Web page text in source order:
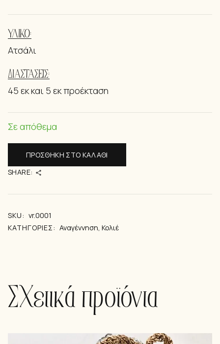
ΥΛΙΚΌ:
Ατσάλι
ΔΙΑΣΤΆΣΕΙΣ:
45 εκ και 5 εκ προέκταση
Σε απόθεμα
ΠΡΟΣΘΉΚΗ ΣΤΟ ΚΑΛΆΘΙ
SHARE:
SKU: vr.0001
ΚΑΤΗΓΟΡΊΕΣ: Αναγέννηση,Κολιέ
Σχετικά προϊόντα